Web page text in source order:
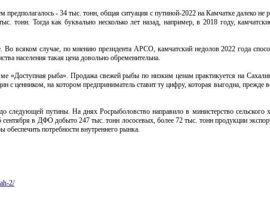
- 34 тыс. тонн, общая ситуация с путиной-2022 на Камчатке далеко не
тонн. Тогда как буквально несколько лет назад, например, в 2018 году,
всяком случае, по мнению президента АРСО, камчатский недолов 2022 года
населения такая цена довольно обременительна.
«Доступная рыба». Продажа свежей рыбы по низким ценам практикуется на
с ценником, на котором предприниматель ставит ту цифру, которая выгодна, прежде
следующей путины. На днях Росрыболовство направило в министерство сельского
в ДФО добыто 247 тыс. тонн лососевых, более 72 тыс. тонн продукции
потребности внутреннего рынка.
2/